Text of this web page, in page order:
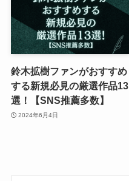
鈴木拡樹ファンがおすすめ
する新規必見の厳選作品13
選！【SNS推薦多数】
2024年6月4日